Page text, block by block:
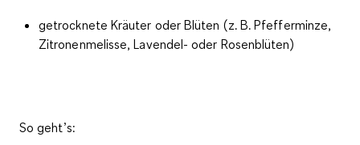
getrocknete Kräuter oder Blüten (z. B. Pfefferminze,
Zitronenmelisse, Lavendel- oder Rosenblüten)
So geht’s: